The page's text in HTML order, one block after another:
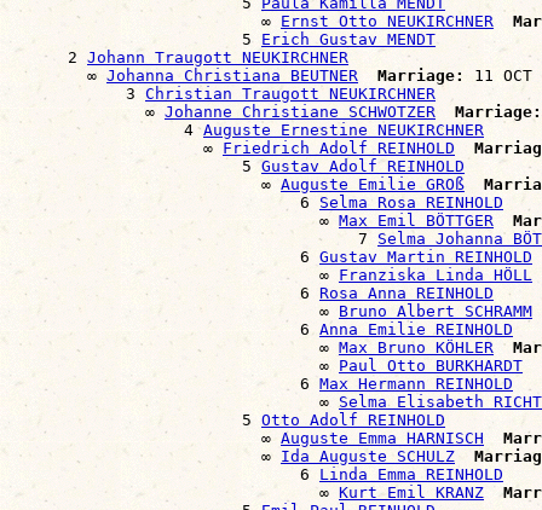
                          ∞
Ernst Otto NEUKIRCHNER
                        5
Erich Gustav MENDT
      2
Johann Traugott NEUKIRCHNER
        ∞
Johanna Christiana BEUTNER Marriage:
11
            3
Christian Traugott NEUKIRCHNER
              ∞
Johanne Christiane SCHWOTZER
Marriage:
                  4
Auguste Ernestine NEUKIRCHNER
                    ∞
Friedrich Adolf REINHOLD
                        5
Gustav Adolf REINHOLD
                          ∞
Auguste Emilie GROß
                              6
Selma Rosa REINHOLD
                                ∞
Max Emil BÖTTGER
                                    7
Selma Johanna
                              6
Gustav Martin REINHOLD
                                ∞
Franziska Linda HÖLL
                              6
Rosa Anna REINHOLD
                                ∞
Bruno Albert SCHRAMM
                              6
Anna Emilie REINHOLD
                                ∞
Max Bruno KÖHLER
                                ∞
Paul Otto BURKHARDT
                              6
Max Hermann REINHOLD
                                ∞
Selma Elisabeth
                        5
Otto Adolf REINHOLD
                          ∞
Auguste Emma HARNISCH
                          ∞
Ida Auguste SCHULZ
                              6
Linda Emma REINHOLD
                                ∞
Kurt Emil KRANZ